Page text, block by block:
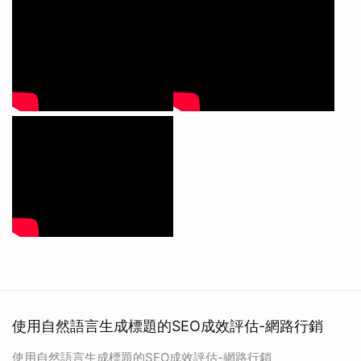
使用自然語言生成標題的SEO成效評估-網路行銷
使用自然語言生成標題的SEO成效評估-網路行銷